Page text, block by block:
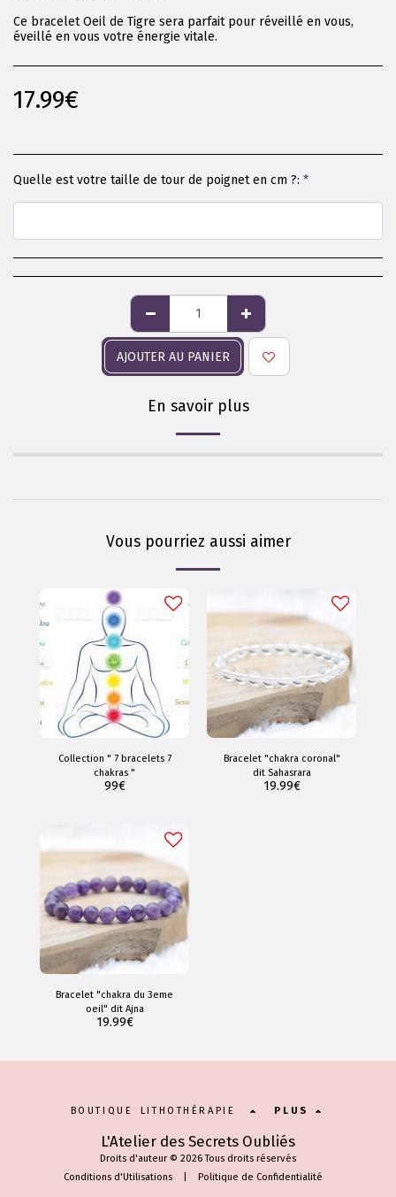
Ce bracelet Oeil de Tigre sera parfait pour réveillé en vous,
éveillé en vous votre énergie vitale.
17.99€
Quelle est votre taille de tour de poignet en cm ?: *
AJOUTER AU PANIER
En savoir plus
Vous pourriez aussi aimer
Collection " 7 bracelets 7
chakras "
99€
Bracelet "chakra coronal"
dit Sahasrara
19.99€
Bracelet "chakra du 3eme
oeil" dit Ajna
19.99€
L'Atelier des Secrets Oubliés
Droits d'auteur © 2026 Tous droits réservés
Conditions d'Utilisations| Politique de Confidentialité
BOUTIQUE LITHOTHÉRAPIE PLUS